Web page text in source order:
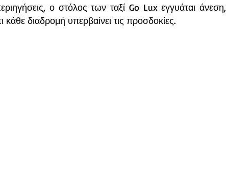
ο στόλος των ταξί Go Lux εγγυάται άνεση,
κάθε διαδρομή υπερβαίνει τις προσδοκίες.